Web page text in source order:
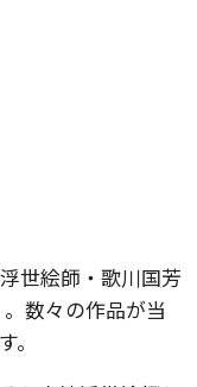
世絵師・歌川国芳
数々の作品が当